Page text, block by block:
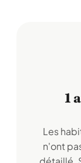
1
Les
n'ont